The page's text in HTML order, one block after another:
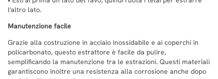
l'altro lato.
Manutenzione facile
Grazie alla costruzione in acciaio inossidabile e ai coperchi in
policarbonato, questo estrattore è facile da pulire,
semplificando la manutenzione tra le estrazioni. Questi materiali
garantiscono inoltre una resistenza alla corrosione anche dopo